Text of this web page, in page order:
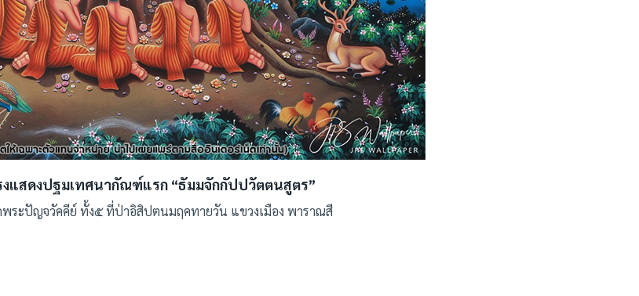
แสดงปฐมเทศนากัณฑ์แรก “ธัมมจักกัปปวัตตนสูตร”
พระปัญจวัคคีย์ ทั้ง๕ ที่ป่าอิสิปตนมฤคทายวัน แขวงเมือง พาราณสี